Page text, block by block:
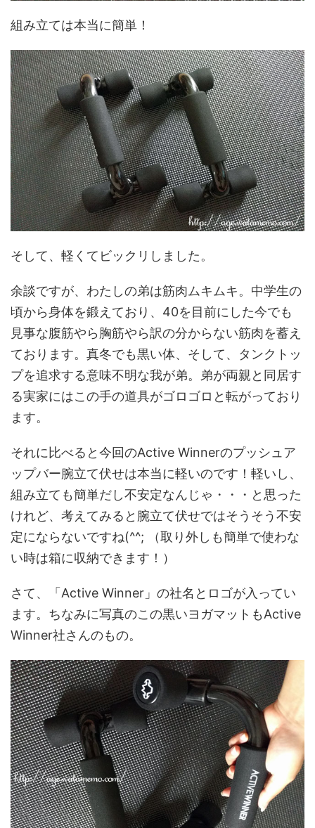
組み立ては本当に簡単！
そして、軽くてビックリしました。
余談ですが、わたしの弟は筋肉ムキムキ。中学生の
頃から身体を鍛えており、40を目前にした今でも
見事な腹筋やら胸筋やら訳の分からない筋肉を蓄え
ております。真冬でも黒い体、そして、タンクトッ
プを追求する意味不明な我が弟。弟が両親と同居す
る実家にはこの手の道具がゴロゴロと転がっており
ます。
それに比べると今回のActive Winnerのプッシュア
ップバー腕立て伏せは本当に軽いのです！軽いし、
組み立ても簡単だし不安定なんじゃ・・・と思った
けれど、考えてみると腕立て伏せではそうそう不安
定にならないですね(^^; （取り外しも簡単で使わな
い時は箱に収納できます！）
さて、「Active Winner」の社名とロゴが入ってい
ます。ちなみに写真のこの黒いヨガマットもActive
Winner社さんのもの。